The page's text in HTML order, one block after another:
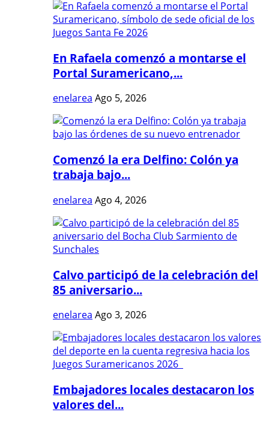
En Rafaela comenzó a montarse el
Portal Suramericano,...
enelarea Ago 5, 2026
Comenzó la era Delfino: Colón ya
trabaja bajo...
enelarea Ago 4, 2026
Calvo participó de la celebración del
85 aniversario...
enelarea Ago 3, 2026
Embajadores locales destacaron los
valores del...